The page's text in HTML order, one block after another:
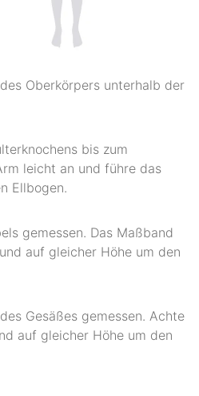
Oberkörpers unterhalb der
bis zum
leicht an und führe das
Ellbogen.
gemessen. Das Maßband
auf gleicher Höhe um den
Gesäßes gemessen. Achte
auf gleicher Höhe um den